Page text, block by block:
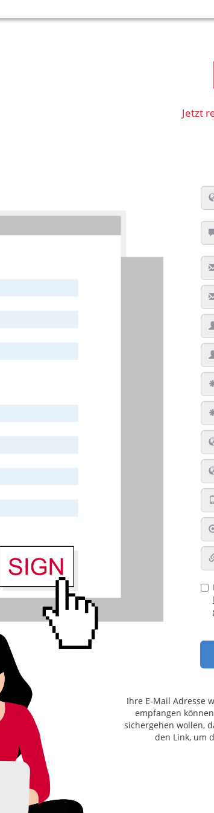
Jetzt
Ihre E-Mail Adresse
empfangen
sichergehen wollen,
den Link, um